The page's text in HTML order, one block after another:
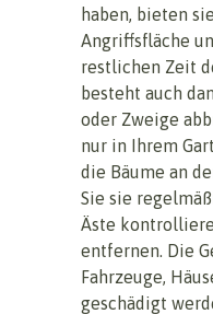
haben, bieten
Angriffsfläche
restlichen Zeit
besteht auch
oder Zweige
nur in Ihrem
die Bäume an
Sie sie
Äste
entfernen. Die
Fahrzeuge,
geschädigt